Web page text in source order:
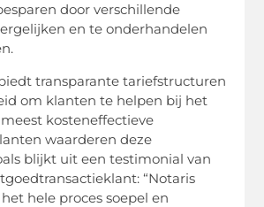
door verschillende
en te onderhandelen
transparante tariefstructuren
om klanten te helpen bij het
kosteneffectieve
waarderen deze
blijkt uit een testimonial van
“Notaris
hele proces soepel en